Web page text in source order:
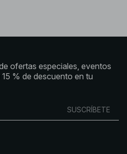
ofertas especiales, eventos
% de descuento en tu
SUSCRÍBETE